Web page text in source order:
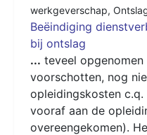
werkgeverschap,
Beëindiging
bij ontslag
... teveel
voorschotten, nog
opleidingskosten c.q.
vooraf aan de
overeengekomen).